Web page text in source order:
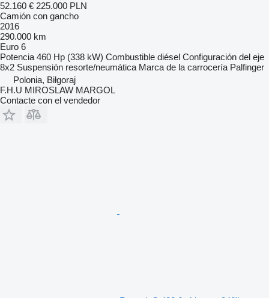
52.160 € 225.000 PLN
Camión con gancho
2016
290.000 km
Euro 6
Potencia 460 Hp (338 kW) Combustible diésel Configuración del eje
8x2 Suspensión resorte/neumática Marca de la carrocería Palfinger
Polonia, Biłgoraj
F.H.U MIROSLAW MARGOL
Contacte con el vendedor